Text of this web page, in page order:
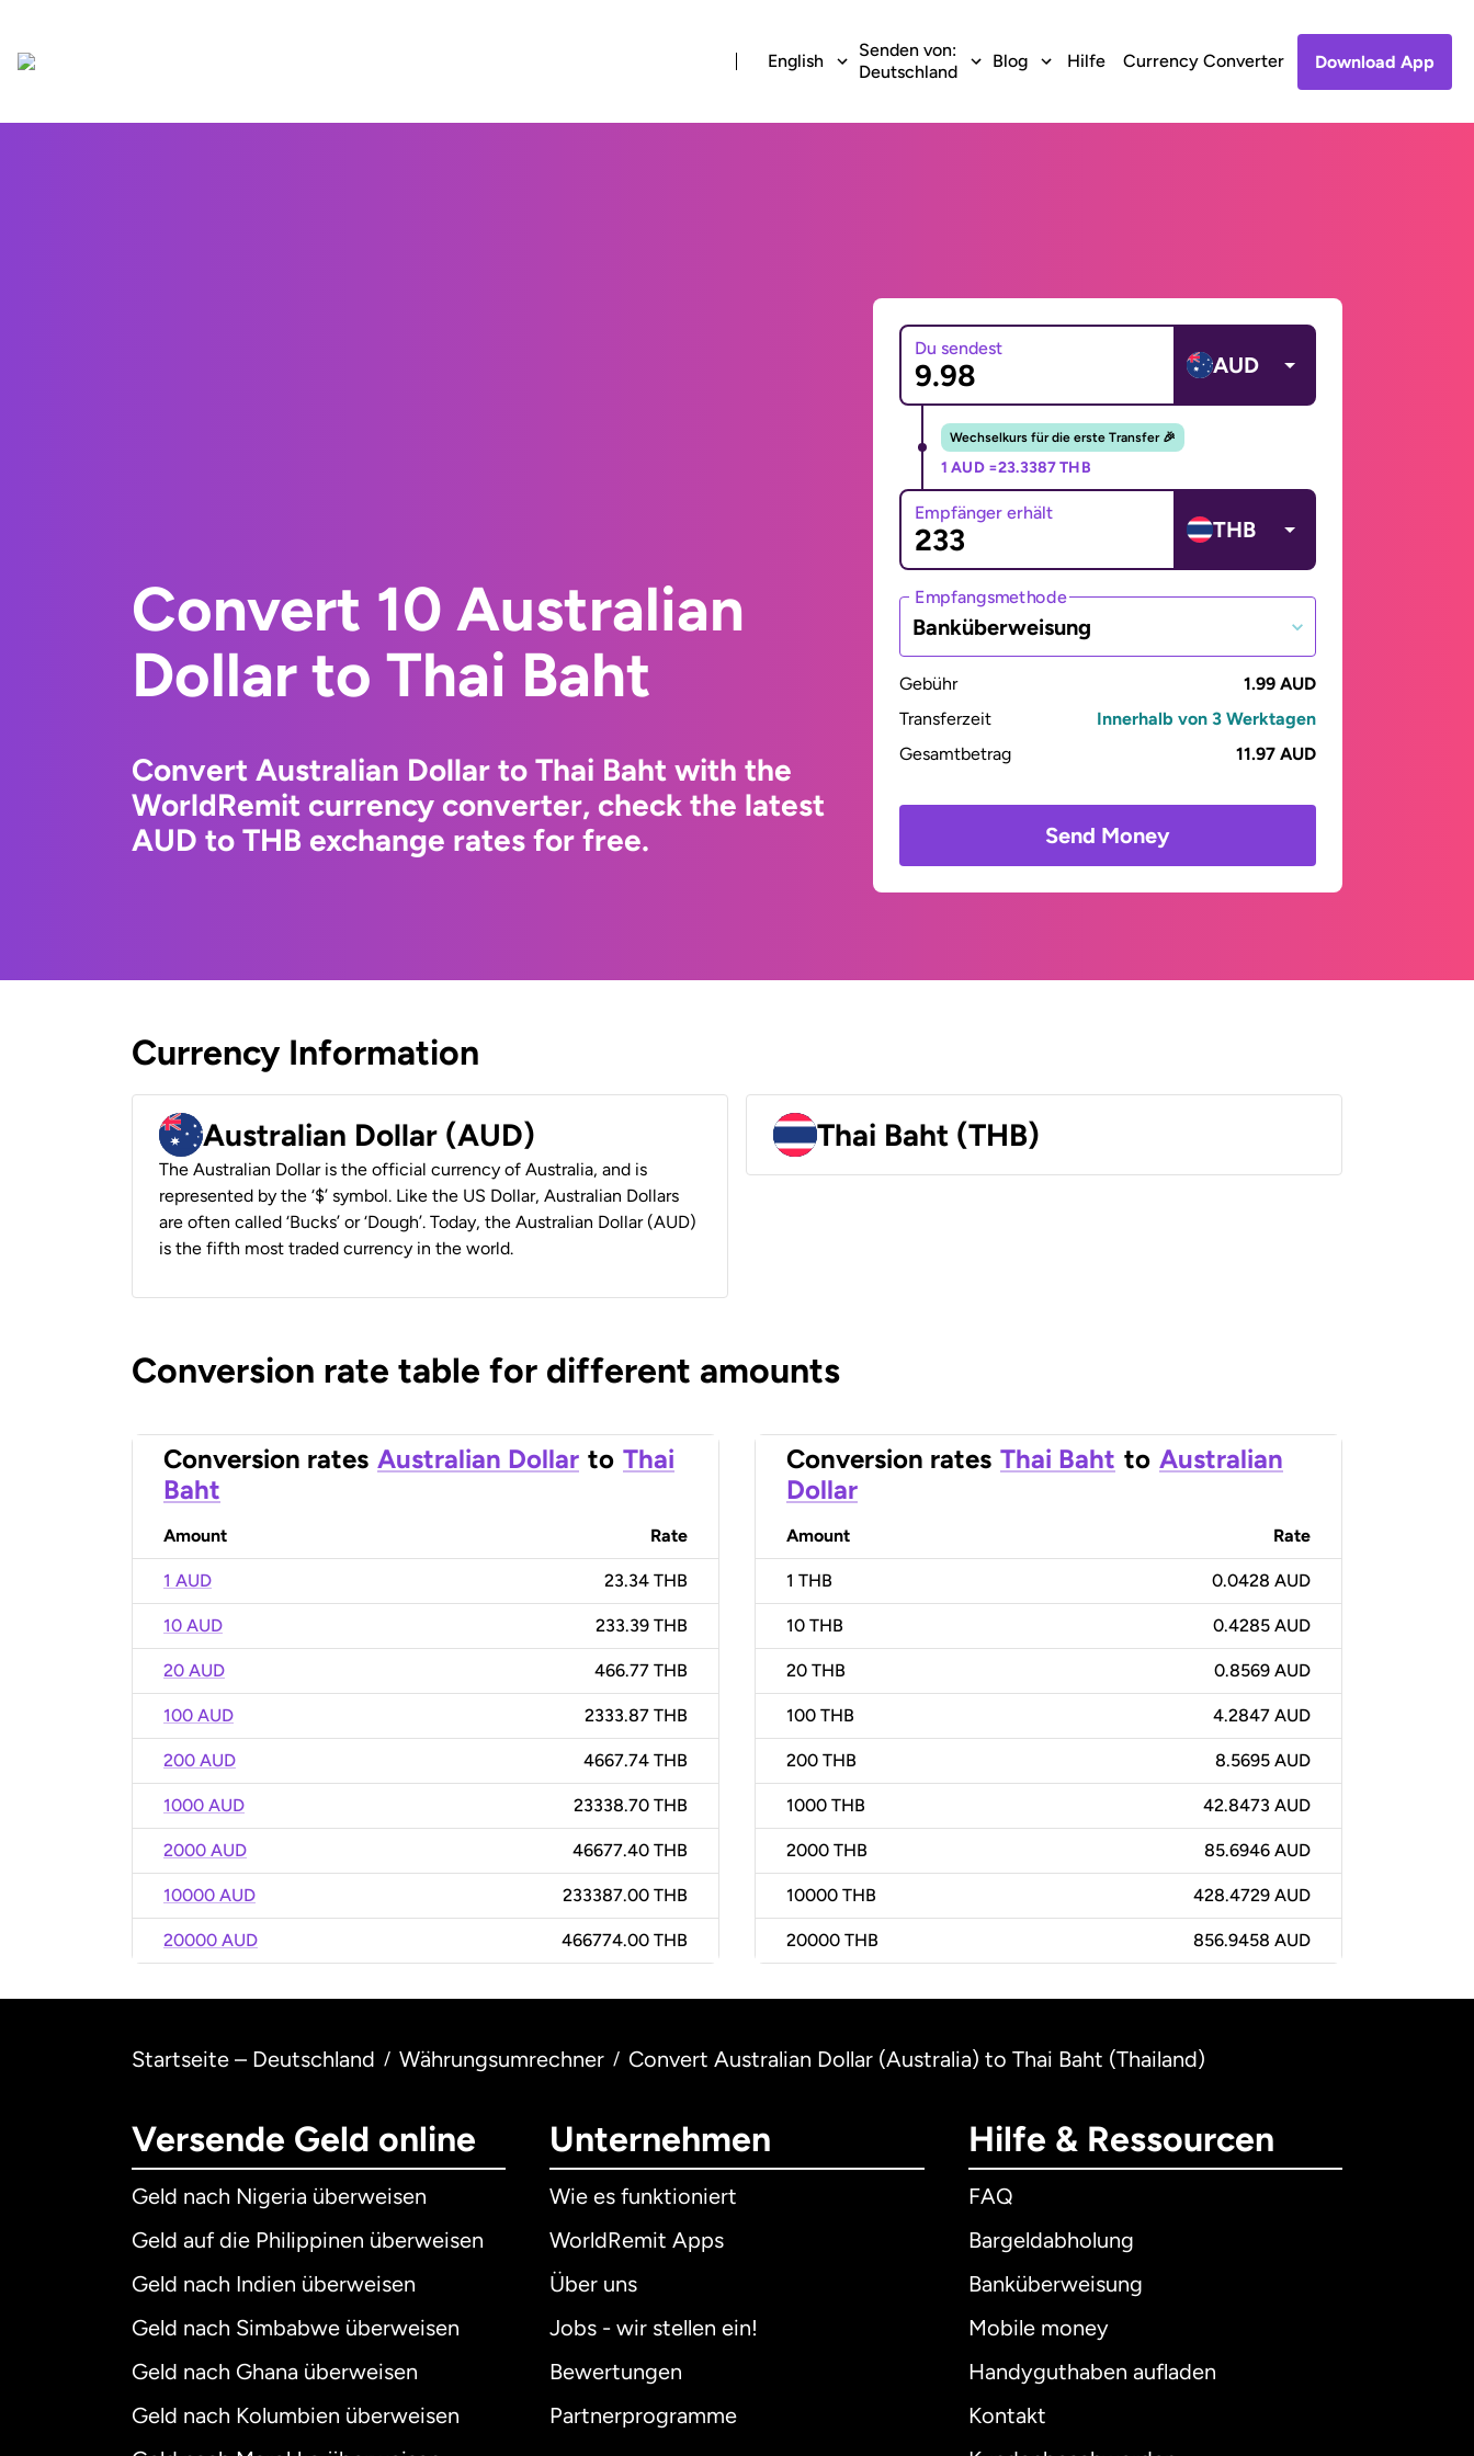
English
Senden von:
Deutschland
Blog Hilfe Currency Converter Download App
Convert 10 Australian
Dollar to Thai Baht
Convert Australian Dollar to Thai Baht with the
WorldRemit currency converter, check the latest
AUD to THB exchange rates for free.
Du sendest
AUD
Wechselkurs für die erste Transfer 🎉
1 AUD =23.3387 THB
Empfänger erhält
THB
Empfangsmethode
Banküberweisung
Gebühr
1.99 AUD
Transferzeit
Innerhalb von 3 Werktagen
Gesamtbetrag
11.97 AUD
Send Money
Currency Information
Australian Dollar (AUD)
The Australian Dollar is the official currency of Australia, and is
represented by the ‘$’ symbol. Like the US Dollar, Australian Dollars
are often called ‘Bucks’ or ‘Dough’. Today, the Australian Dollar (AUD)
is the fifth most traded currency in the world.
Thai Baht (THB)
Conversion rate table for different amounts
Conversion rates Australian Dollar to Thai
Baht
Amount Rate
1 AUD 23.34 THB
10 AUD 233.39 THB
20 AUD 466.77 THB
100 AUD 2333.87 THB
200 AUD 4667.74 THB
1000 AUD 23338.70 THB
2000 AUD 46677.40 THB
10000 AUD 233387.00 THB
20000 AUD 466774.00 THB
Conversion rates Thai Baht to Australian
Dollar
Amount Rate
1 THB 0.0428 AUD
10 THB 0.4285 AUD
20 THB 0.8569 AUD
100 THB 4.2847 AUD
200 THB 8.5695 AUD
1000 THB 42.8473 AUD
2000 THB 85.6946 AUD
10000 THB 428.4729 AUD
20000 THB 856.9458 AUD
Startseite – Deutschland / Währungsumrechner / Convert Australian Dollar (Australia) to Thai Baht (Thailand)
Versende Geld online
Geld nach Nigeria überweisen
Geld auf die Philippinen überweisen
Geld nach Indien überweisen
Geld nach Simbabwe überweisen
Geld nach Ghana überweisen
Geld nach Kolumbien überweisen
Unternehmen
Wie es funktioniert
WorldRemit Apps
Über uns
Jobs - wir stellen ein!
Bewertungen
Partnerprogramme
Hilfe & Ressourcen
FAQ
Bargeldabholung
Banküberweisung
Mobile money
Handyguthaben aufladen
Kontakt